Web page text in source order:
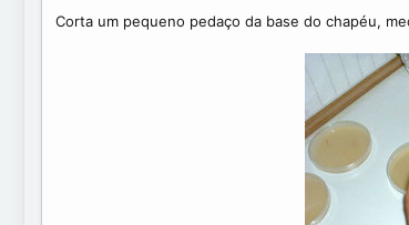
Corta um pequeno pedaço da base do chapéu,